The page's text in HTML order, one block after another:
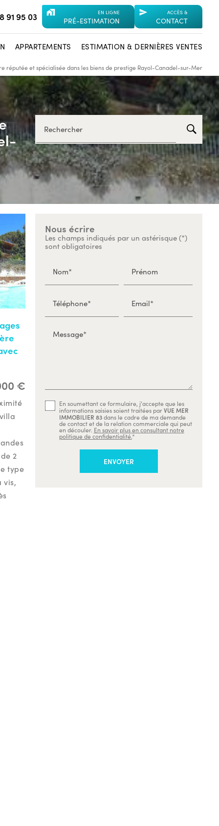
91 95 03 maps_home_work EN LIGNE
PRÉ-ESTIMATION
send ACCÈS &
CONTACT
APPARTEMENTS ESTIMATION & DERNIÈRES VENTES
réputée et spécialisée dans les biens de prestige Rayol-Canadel-sur-Mer
Rechercher
€
2
type
vis,
Nous écrire
Les champs indiqués par un astérisque (*)
sont obligatoires
Nom* Prénom
Téléphone* Email*
Message*
En soumettant ce formulaire, j'accepte que les
informations saisies soient traitées parVUE MER
IMMOBILIER 83dans le cadre de ma demande
de contact et de la relation commerciale qui peut
en découler. En savoir plus en consultant notre
politique de confidentialité.*